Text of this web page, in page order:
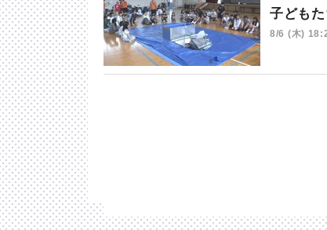
子ども
8/6 (木)